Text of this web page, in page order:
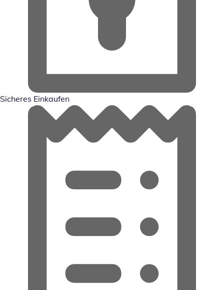
Sicheres Einkaufen